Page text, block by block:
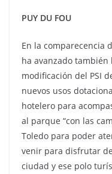
PUY DU FOU
En la comparecencia
ha avanzado
modificación del PSI
nuevos usos
hotelero para
al parque “con las
Toledo para poder
venir para disfrutar
ciudad y ese polo